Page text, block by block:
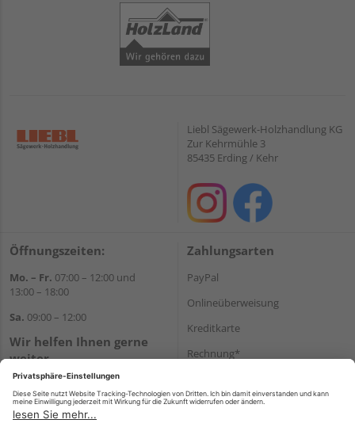
Liebl Sägewerk-Holzhandlung KG
Zur Kehrmühle 3
85435 Erding / Kehr
Öffnungszeiten:
Mo. – Fr. 07:00 – 12:00 und
13:00 – 18:00
Sa. 09:00 – 12:00
Wir helfen Ihnen gerne
weiter
Tel.:+49 8122 14197
E-Mail:vertrieb@holz-liebl.de
Zahlungsarten
PayPal
Onlineüberweisung
Kreditkarte
Rechnung*
Versand